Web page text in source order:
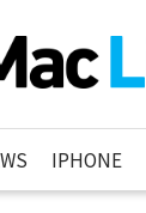
IPHONE